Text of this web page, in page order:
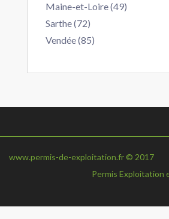
Maine-et-Loire (49)
Sarthe (72)
Vendée (85)
www.permis-de-exploitation.fr © 2017
Permis Exploitation